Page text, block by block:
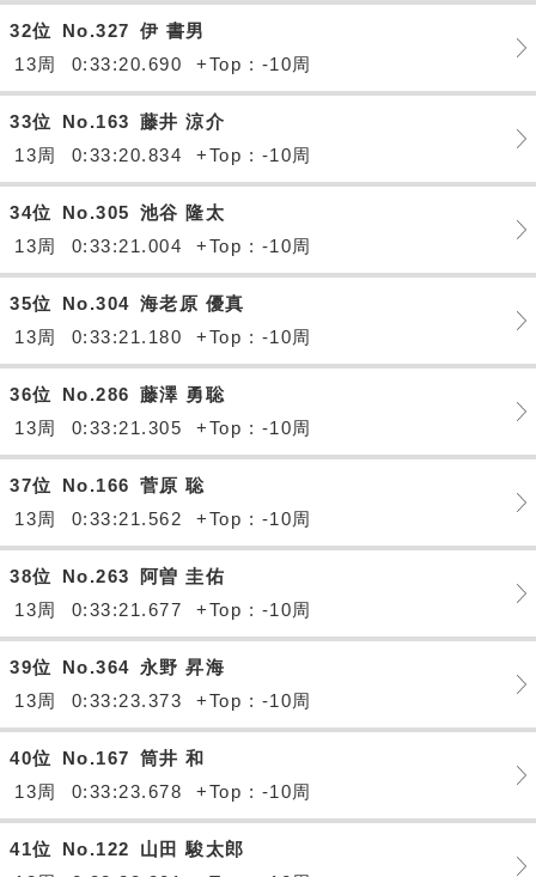
32位 No.327 伊 書男
13周
0:33:20.690 +Top : -10周
33位 No.163 藤井 涼介
13周
0:33:20.834 +Top : -10周
34位 No.305 池谷 隆太
13周
0:33:21.004 +Top : -10周
35位 No.304 海老原 優真
13周
0:33:21.180 +Top : -10周
36位 No.286 藤澤 勇聡
13周
0:33:21.305 +Top : -10周
37位 No.166 菅原 聡
13周
0:33:21.562 +Top : -10周
38位 No.263
阿曽 圭佑
13周
0:33:21.677 +Top : -10周
39位 No.364 永野 昇海
13周
0:33:23.373 +Top : -10周
40位 No.167 筒井 和
13周
0:33:23.678 +Top : -10周
41位 No.122
山田 駿太郎